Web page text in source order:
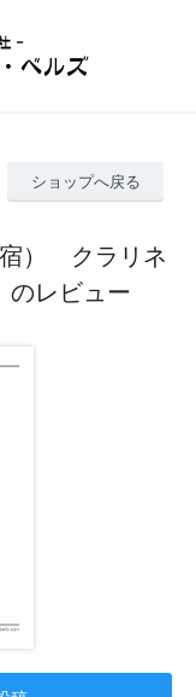
ショップへ戻る
宿） クラリネ
のレビュー